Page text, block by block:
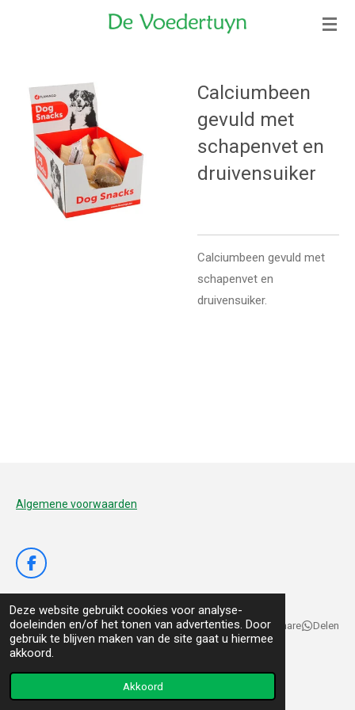
Deze website gebruikt cookies voor analyse-
doeleinden en/of het tonen van advertenties. Door
gebruik te blijven maken van de site gaat u hiermee
akkoord.
Akkoord
hoofdinhoud
Calciumbeen
gevuld met
schapenvet en
druivensuiker
Calciumbeen gevuld met
schapenvet en
druivensuiker.
Algemene voorwaarden
F
a
c
e
b
o
o
k
Delen Deel Share Delen
© 2020 - 2026 De Voedertuyn